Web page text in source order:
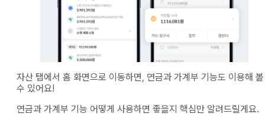
자산 탭에서 홈 화면으로 이동하면, 연금과 가계부 기능도 이용해 볼
수 있어요!
연금과 가계부 기능 어떻게 사용하면 좋을지 핵심만 알려드릴게요.